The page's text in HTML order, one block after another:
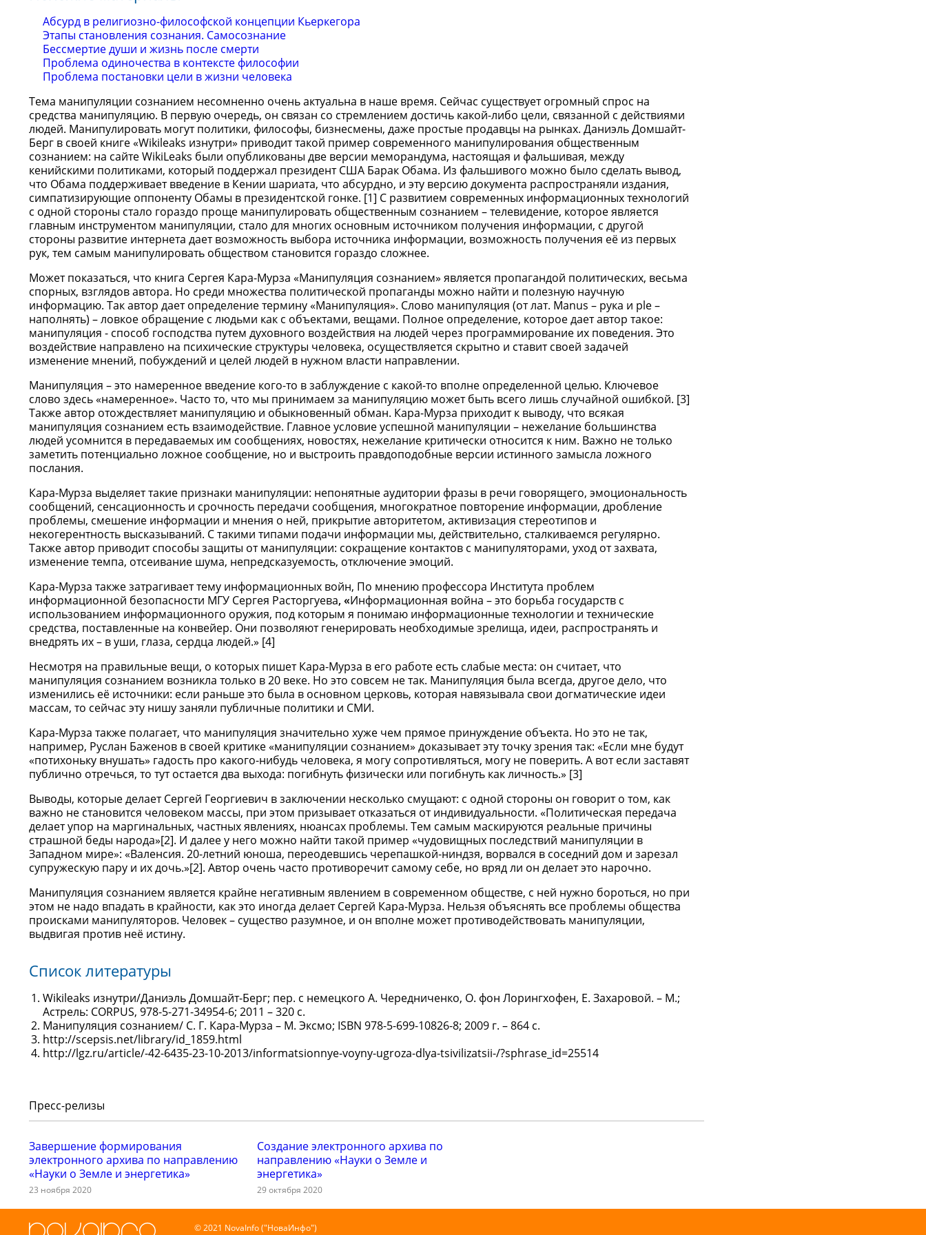
Абсурд в религиозно-философской концепции Кьеркегора
Этапы становления сознания. Самосознание
Бессмертие души и жизнь после смерти
Проблема одиночества в контексте философии
Проблема постановки цели в жизни человека
Тема манипуляции сознанием несомненно очень актуальна в наше время. Сейчас существует огромный спрос на
средства манипуляцию. В первую очередь, он связан со стремлением достичь какой-либо цели, связанной с действиями
людей. Манипулировать могут политики, философы, бизнесмены, даже простые продавцы на рынках. Даниэль Домшайт-
Берг в своей книге «Wikileaks изнутри» приводит такой пример современного манипулирования общественным
сознанием: на сайте WikiLeaks были опубликованы две версии меморандума, настоящая и фальшивая, между
кенийскими политиками, который поддержал президент США Барак Обама. Из фальшивого можно было сделать вывод,
что Обама поддерживает введение в Кении шариата, что абсурдно, и эту версию документа распространяли издания,
симпатизирующие оппоненту Обамы в президентской гонке. [1] С развитием современных информационных технологий
с одной стороны стало гораздо проще манипулировать общественным сознанием – телевидение, которое является
главным инструментом манипуляции, стало для многих основным источником получения информации, с другой
стороны развитие интернета дает возможность выбора источника информации, возможность получения её из первых
рук, тем самым манипулировать обществом становится гораздо сложнее.
Может показаться, что книга Сергея Кара-Мурза «Манипуляция сознанием» является пропагандой политических, весьма
спорных, взглядов автора. Но среди множества политической пропаганды можно найти и полезную научную
информацию. Так автор дает определение термину «Манипуляция». Слово манипуляция (от лат. Manus – рука и ple –
наполнять) – ловкое обращение с людьми как с объектами, вещами. Полное определение, которое дает автор такое:
манипуляция - способ господства путем духовного воздействия на людей через программирование их поведения. Это
воздействие направлено на психические структуры человека, осуществляется скрытно и ставит своей задачей
изменение мнений, побуждений и целей людей в нужном власти направлении.
Манипуляция – это намеренное введение кого-то в заблуждение с какой-то вполне определенной целью. Ключевое
слово здесь «намеренное». Часто то, что мы принимаем за манипуляцию может быть всего лишь случайной ошибкой. [3]
Также автор отождествляет манипуляцию и обыкновенный обман. Кара-Мурза приходит к выводу, что всякая
манипуляция сознанием есть взаимодействие. Главное условие успешной манипуляции – нежелание большинства
людей усомнится в передаваемых им сообщениях, новостях, нежелание критически относится к ним. Важно не только
заметить потенциально ложное сообщение, но и выстроить правдоподобные версии истинного замысла ложного
послания.
Кара-Мурза выделяет такие признаки манипуляции: непонятные аудитории фразы в речи говорящего, эмоциональность
сообщений, сенсационность и срочность передачи сообщения, многократное повторение информации, дробление
проблемы, смешение информации и мнения о ней, прикрытие авторитетом, активизация стереотипов и
некогерентность высказываний. С такими типами подачи информации мы, действительно, сталкиваемся регулярно.
Также автор приводит способы защиты от манипуляции: сокращение контактов с манипуляторами, уход от захвата,
изменение темпа, отсеивание шума, непредсказуемость, отключение эмоций.
Кара-Мурза также затрагивает тему информационных войн, По мнению профессора Ин­ститута проблем
информационной безопасности МГУ Сергея Расторгуева, «Информационная война – это борьба государств с
использованием информационного оружия, под которым я понимаю информационные технологии и технические
средства, поставленные на конвейер. Они позволяют генерировать необходимые зрелища, идеи, распространять и
внедрять их – в уши, глаза, сердца людей.» [4]
Несмотря на правильные вещи, о которых пишет Кара-Мурза в его работе есть слабые места: он считает, что
манипуляция сознанием возникла только в 20 веке. Но это совсем не так. Манипуляция была всегда, другое дело, что
изменились её источники: если раньше это была в основном церковь, которая навязывала свои догматические идеи
массам, то сейчас эту нишу заняли публичные политики и СМИ.
Кара-Мурза также полагает, что манипуляция значительно хуже чем прямое принуждение объекта. Но это не так,
например, Руслан Баженов в своей критике «манипуляции сознанием» доказывает эту точку зрения так: «Если мне будут
«потихоньку внушать» гадость про какого-нибудь человека, я могу сопротивляться, могу не поверить. А вот если заставят
публично отречься, то тут остается два выхода: погибнуть физически или погибнуть как личность.» [3]
Выводы, которые делает Сергей Георгиевич в заключении несколько смущают: с одной стороны он говорит о том, как
важно не становится человеком массы, при этом призывает отказаться от индивидуальности. «Политическая передача
делает упор на маргинальных, частных явлениях, нюансах проблемы. Тем самым маскируются реальные причины
страшной беды народа»[2]. И далее у него можно найти такой пример «чудовищных последствий манипуляции в
Западном мире»: «Валенсия. 20-летний юноша, переодевшись черепашкой-ниндзя, ворвался в соседний дом и зарезал
супружескую пару и их дочь.»[2]. Автор очень часто противоречит самому себе, но вряд ли он делает это нарочно.
Манипуляция сознанием является крайне негативным явлением в современном обществе, с ней нужно бороться, но при
этом не надо впадать в крайности, как это иногда делает Сергей Кара-Мурза. Нельзя объяснять все проблемы общества
происками манипуляторов. Человек – существо разумное, и он вполне может противодействовать манипуляции,
выдвигая против неё истину.
Список литературы
Wikileaks изнутри/Даниэль Домшайт-Берг; пер. с немецкого А. Чередниченко, О. фон Лорингхофен, Е. Захаровой. – М.;
Астрель: CORPUS, 978-5-271-34954-6; 2011 – 320 с.
Манипуляция сознанием/ С. Г. Кара-Мурза – М. Эксмо; ISBN 978-5-699-10826-8; 2009 г. – 864 с.
http://scepsis.net/library/id_1859.html
http://lgz.ru/article/-42-6435-23-10-2013/informatsionnye-voyny-ugroza-dlya-tsivilizatsii-/?sphrase_id=25514
Пресс-релизы
Завершение формирования
электронного архива по направлению
«Науки о Земле и энергетика»
23 ноября 2020
Создание электронного архива по
направлению «Науки о Земле и
энергетика»
29 октября 2020
© 2021 NovaInfo ("НоваИнфо")